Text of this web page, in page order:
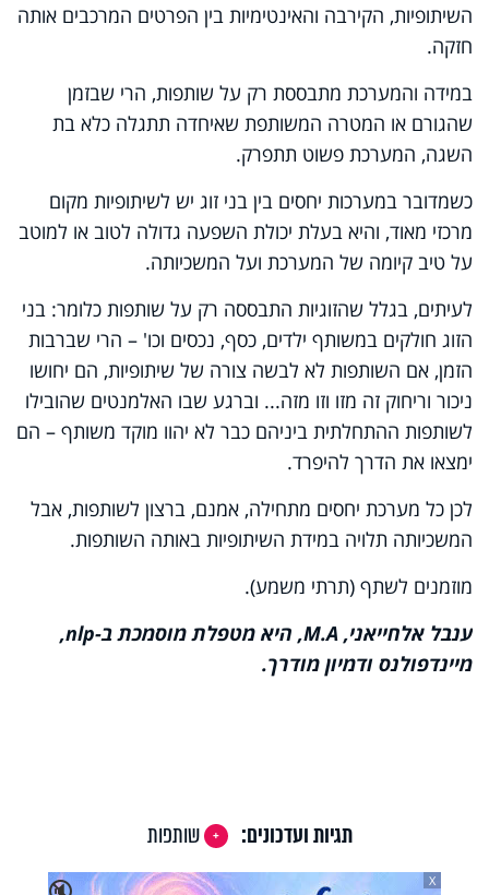
השיתופיות, הקירבה והאינטימיות בין הפרטים המרכבים אותה
חזקה.
במידה והמערכת מתבססת רק על שותפות, הרי שבזמן
שהגורם או המטרה המשותפת שאיחדה תתגלה כלא בת
השגה, המערכת פשוט תתפרק.
כשמדובר במערכות יחסים בין בני זוג יש לשיתופיות מקום
מרכזי מאוד, והיא בעלת יכולת השפעה גדולה לטוב או למוטב
על טיב קיומה של המערכת ועל המשכיותה.
לעיתים, בגלל שהזוגיות התבססה רק על שותפות כלומר: בני
הזוג חולקים במשותף ילדים, כסף, נכסים וכו' – הרי שברבות
הזמן, אם השותפות לא לבשה צורה של שיתופיות, הם יחושו
ניכור וריחוק זה מזו וזו מזה... וברגע שבו האלמנטים שהובילו
לשותפות ההתחלתית ביניהם כבר לא יהוו מוקד משותף – הם
ימצאו את הדרך להיפרד.
לכן כל מערכת יחסים מתחילה, אמנם, ברצון לשותפות, אבל
המשכיותה תלויה במידת השיתופיות באותה השותפות.
מוזמנים לשתף (תרתי משמע).
ענבל אלחייאני, M.A, היא מטפלת מוסמכת ב-nlp
,
מיינדפולנס ודמיון מודרך.
תגיות ועדכונים:
שותפות
X